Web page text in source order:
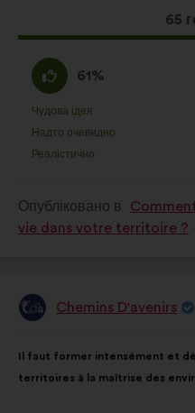
Ця
65
За
:
61%
Чудова ідея
:разів
Надто очевидно
:разів
Реалістично
:разів
Опубліковано в
vie dans votre territoire ?
ПропозиціяChemins D'avenirs
пропозиції:
Il faut former intensément et
territoires à la maîtrise des
розподілом: